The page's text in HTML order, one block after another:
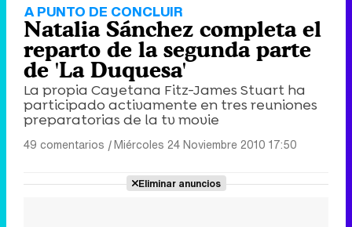
A PUNTO DE CONCLUIR
Natalia Sánchez completa el
reparto de la segunda parte
de 'La Duquesa'
La propia Cayetana Fitz-James Stuart ha
participado activamente en tres reuniones
preparatorias de la tv movie
49 comentarios |Miércoles 24 Noviembre 2010 17:50
Eliminar anuncios